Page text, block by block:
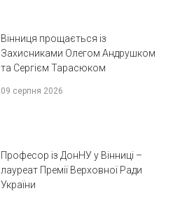
Вінниця прощається із
Захисниками Олегом Андрушком
та Сергієм Тарасюком
09 серпня 2026
Професор із ДонНУ у Вінниці –
лауреат Премії Верховної Ради
України